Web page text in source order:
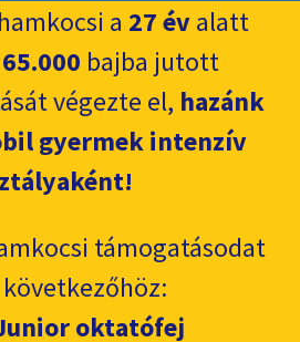
a 27 évalatt
65.000 bajba jutott
végezte el, hazánk
gyermek intenzív
támogatásodat
oktatófej